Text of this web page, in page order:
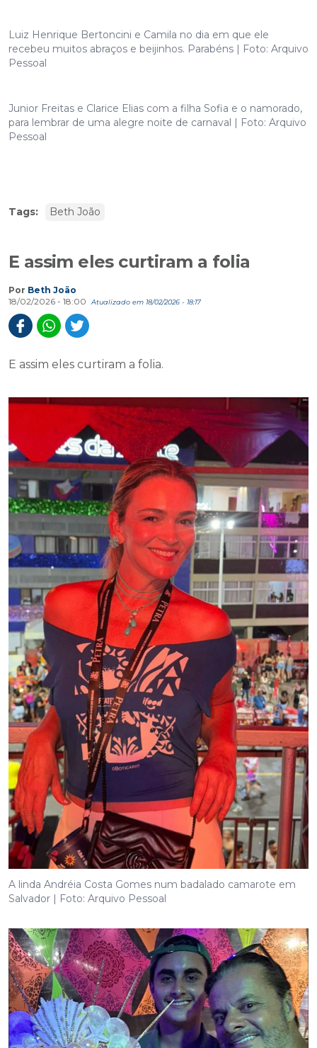
Luiz Henrique Bertoncini e Camila no dia em que ele
recebeu muitos abraços e beijinhos. Parabéns | Foto: Arquivo
Pessoal
Junior Freitas e Clarice Elias com a filha Sofia e o namorado,
para lembrar de uma alegre noite de carnaval | Foto: Arquivo
Pessoal
Tags: Beth João
E assim eles curtiram a folia
Por Beth João
18/02/2026 - 18:00
Atualizado em 18/02/2026 - 18:17
E assim eles curtiram a folia.
A linda Andréia Costa Gomes num badalado camarote em
Salvador | Foto: Arquivo Pessoal